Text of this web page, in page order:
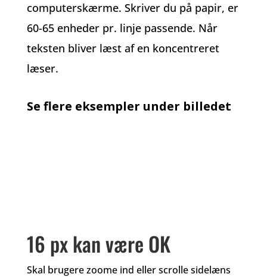
computerskærme. Skriver du på papir, er
60-65 enheder pr. linje passende. Når
teksten bliver læst af en koncentreret
læser.
Se flere eksempler under billedet
16 px kan være OK
Skal brugere zoome ind eller scrolle sidelæns